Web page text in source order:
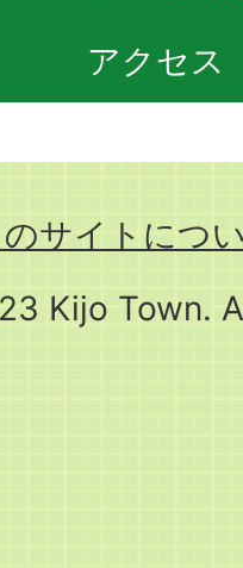
アクセス
のサイトにつ
Kijo Town.